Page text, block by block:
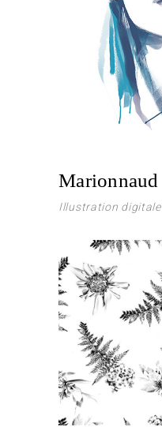
Marionnaud
Illustration digitale